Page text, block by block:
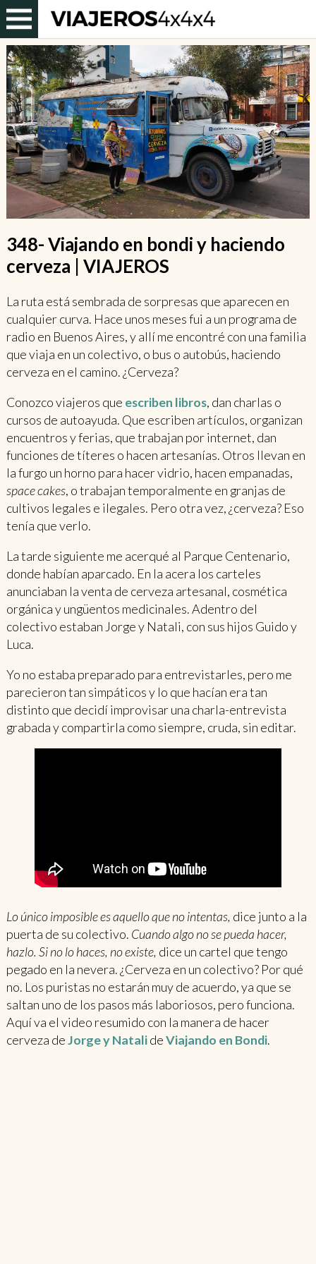
348- Viajando en bondi y haciendo
cerveza | VIAJEROS
La ruta está sembrada de sorpresas que aparecen en
cualquier curva. Hace unos meses fui a un programa de
radio en Buenos Aires, y allí me encontré con una familia
que viaja en un colectivo, o bus o autobús, haciendo
cerveza en el camino. ¿Cerveza?
Conozco viajeros que escriben libros, dan charlas o
cursos de autoayuda. Que escriben artículos, organizan
encuentros y ferias, que trabajan por internet, dan
funciones de títeres o hacen artesanías. Otros llevan en
la furgo un horno para hacer vidrio, hacen empanadas,
space cakes, o trabajan temporalmente en granjas de
cultivos legales e ilegales. Pero otra vez, ¿cerveza? Eso
tenía que verlo.
La tarde siguiente me acerqué al Parque Centenario,
donde habían aparcado. En la acera los carteles
anunciaban la venta de cerveza artesanal, cosmética
orgánica y ungüentos medicinales. Adentro del
colectivo estaban Jorge y Natali, con sus hijos Guido y
Luca.
Yo no estaba preparado para entrevistarles, pero me
parecieron tan simpáticos y lo que hacían era tan
distinto que decidí improvisar una charla-entrevista
grabada y compartirla como siempre, cruda, sin editar.
Lo único imposible es aquello que no intentas, dice junto a la
puerta de su colectivo. Cuando algo no se pueda hacer,
hazlo. Si no lo haces, no existe, dice un cartel que tengo
pegado en la nevera. ¿Cerveza en un colectivo? Por qué
no. Los puristas no estarán muy de acuerdo, ya que se
saltan uno de los pasos más laboriosos, pero funciona.
Aquí va el video resumido con la manera de hacer
cerveza deJorge y NatalideViajando en Bondi.